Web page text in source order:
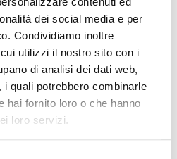
dei social media e per
Condividiamo inoltre
utilizzi il nostro sito con i
di analisi dei dati web,
quali potrebbero combinarle
hai fornito loro o che hanno
loro servizi.